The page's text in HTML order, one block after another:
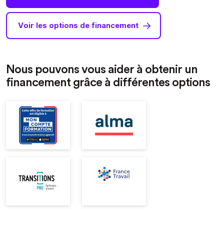
Voir les options de financement
Nous pouvons vous aider à obtenir un
financement grâce à différentes options